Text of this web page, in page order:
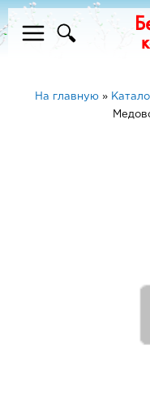
На главную»